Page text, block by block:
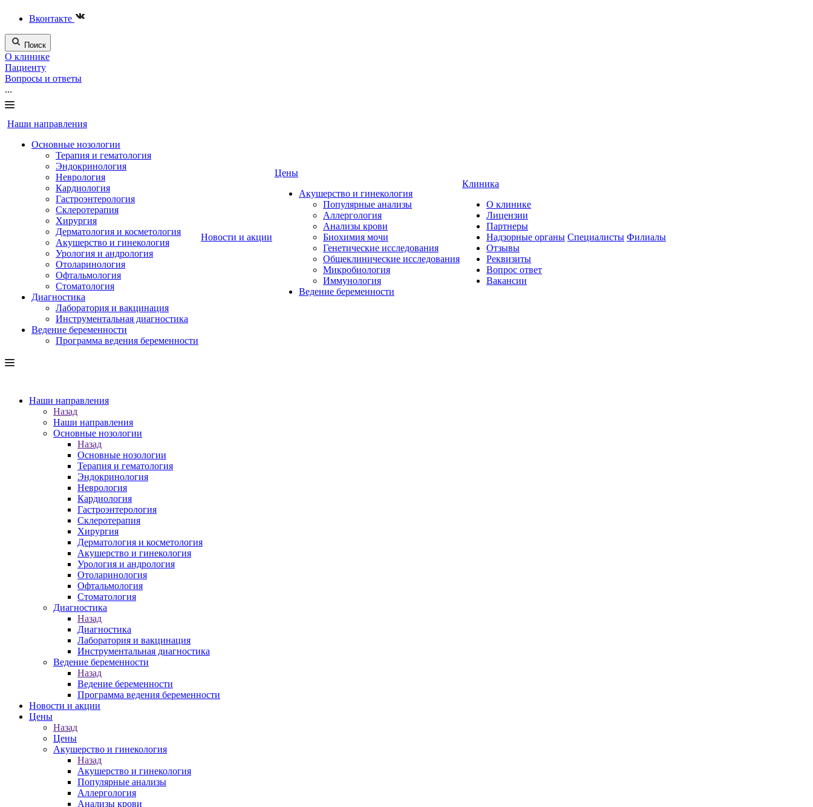
Вконтакте
Поиск
О клинике
Пациенту
Вопросы и ответы
...
Наши направления
Основные нозологии
Терапия и гематология
Эндокринология
Неврология
Кардиология
Гастроэнтерология
Склеротерапия
Хирургия
Дерматология и косметология
Акушерство и гинекология
Урология и андрология
Отоларинология
Офтальмология
Стоматология
Диагностика
Лаборатория и вакцинация
Инструментальная диагностика
Ведение беременности
Программа ведения беременности
Новости и акции
Цены
Акушерство и гинекология
Популярные анализы
Аллергология
Анализы крови
Биохимия мочи
Генетические исследования
Общеклинические исследования
Микробиология
Иммунология
Ведение беременности
Клиника
О клинике
Лицензии
Партнеры
Надзорные органы
Отзывы
Реквизиты
Вопрос ответ
Вакансии
Специалисты Филиалы
Наши направления
Назад
Наши направления
Основные нозологии
Назад
Основные нозологии
Терапия и гематология
Эндокринология
Неврология
Кардиология
Гастроэнтерология
Склеротерапия
Хирургия
Дерматология и косметология
Акушерство и гинекология
Урология и андрология
Отоларинология
Офтальмология
Стоматология
Диагностика
Назад
Диагностика
Лаборатория и вакцинация
Инструментальная диагностика
Ведение беременности
Назад
Ведение беременности
Программа ведения беременности
Новости и акции
Цены
Назад
Цены
Акушерство и гинекология
Назад
Акушерство и гинекология
Популярные анализы
Аллергология
Анализы крови